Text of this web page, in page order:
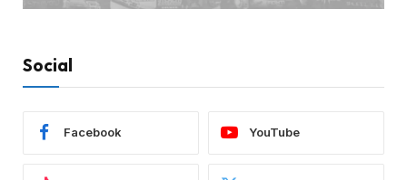
Social
Facebook YouTube